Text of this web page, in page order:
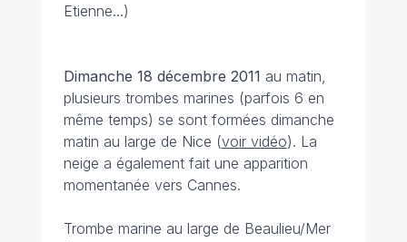
Etienne...)
Dimanche 18 décembre 2011 au matin,
plusieurs trombes marines (parfois 6 en
même temps) se sont formées dimanche
matin au large de Nice (voir vidéo). La
neige a également fait une apparition
momentanée vers Cannes.
Trombe marine au large de Beaulieu/Mer